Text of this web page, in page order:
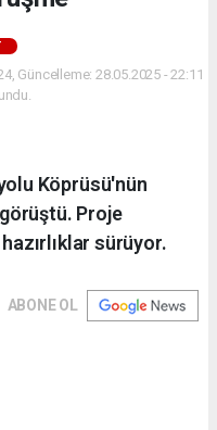
Güncelleme: 28.05.2025 - 22:11
Köprüsü'nün
Proje
sürüyor.
ABONE OL